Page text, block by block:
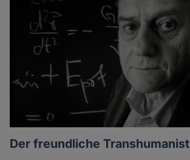
Der freundliche Transhumanist